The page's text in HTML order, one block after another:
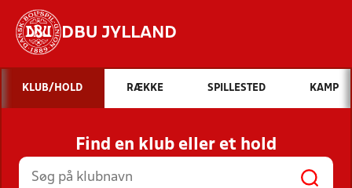
DBU JYLLAND
Hvad vil du søge efter?
INDHOLD OG NYHEDER
STILLINGER, RESULTATER, KLUBBER OG
HOLD
KLUB/HOLD RÆKKE SPILLESTED KAMP
Find en klub eller et hold